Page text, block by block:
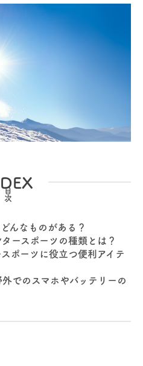
んなものがある？
ースポーツの種類とは？
ポーツに役立つ便利アイテ
でのスマホやバッテリーの